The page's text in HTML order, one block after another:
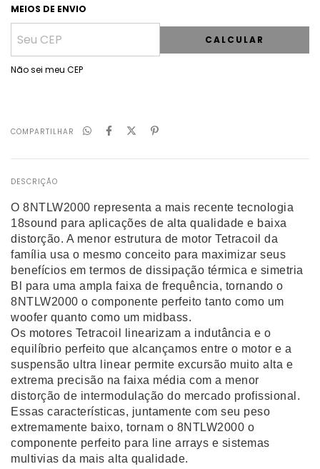
MEIOS DE ENVIO
CALCULAR
Não sei meu CEP
COMPARTILHAR
DESCRIÇÃO
O 8NTLW2000 representa a mais recente tecnologia
18sound para aplicações de alta qualidade e baixa
distorção. A menor estrutura de motor Tetracoil da
família usa o mesmo conceito para maximizar seus
benefícios em termos de dissipação térmica e simetria
Bl para uma ampla faixa de frequência, tornando o
8NTLW2000 o componente perfeito tanto como um
woofer quanto como um midbass.
Os motores Tetracoil linearizam a indutância e o
equilíbrio perfeito que alcançamos entre o motor e a
suspensão ultra linear permite excursão muito alta e
extrema precisão na faixa média com a menor
distorção de intermodulação do mercado profissional.
Essas características, juntamente com seu peso
extremamente baixo, tornam o 8NTLW2000 o
componente perfeito para line arrays e sistemas
multivias da mais alta qualidade.